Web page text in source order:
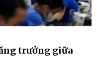
trưởng giữa